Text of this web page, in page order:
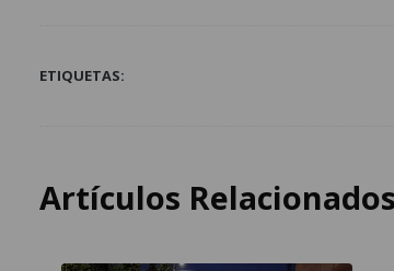
ETIQUETAS:
Artículos Relacionados